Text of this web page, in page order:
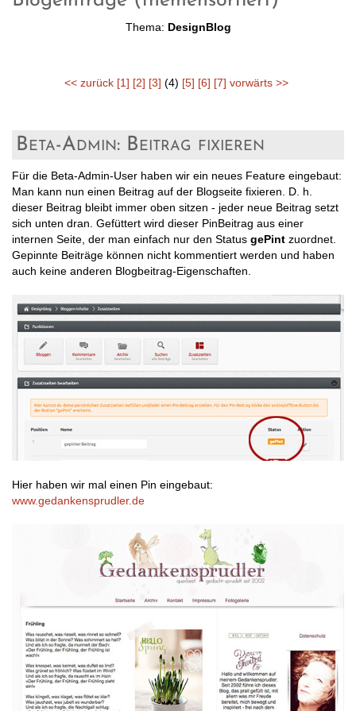
Thema: DesignBlog
<< zurück [1] [2] [3] (4) [5] [6] [7] vorwärts >>
Beta-Admin: Beitrag fixieren
Für die Beta-Admin-User haben wir ein neues Feature eingebaut:
Man kann nun einen Beitrag auf der Blogseite fixieren. D. h.
dieser Beitrag bleibt immer oben sitzen - jeder neue Beitrag setzt
sich unten dran. Gefüttert wird dieser PinBeitrag aus einer
internen Seite, der man einfach nur den Status gePint zuordnet.
Gepinnte Beiträge können nicht kommentiert werden und haben
auch keine anderen Blogbeitrag-Eigenschaften.
Hier haben wir mal einen Pin eingebaut:
www.gedankensprudler.de